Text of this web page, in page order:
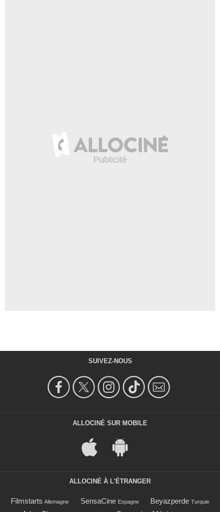
SUIVEZ-NOUS
ALLOCINÉ SUR MOBILE
ALLOCINÉ À L'ÉTRANGER
Filmstarts Allemagne SensaCine Espagne Beyazperde Turquie